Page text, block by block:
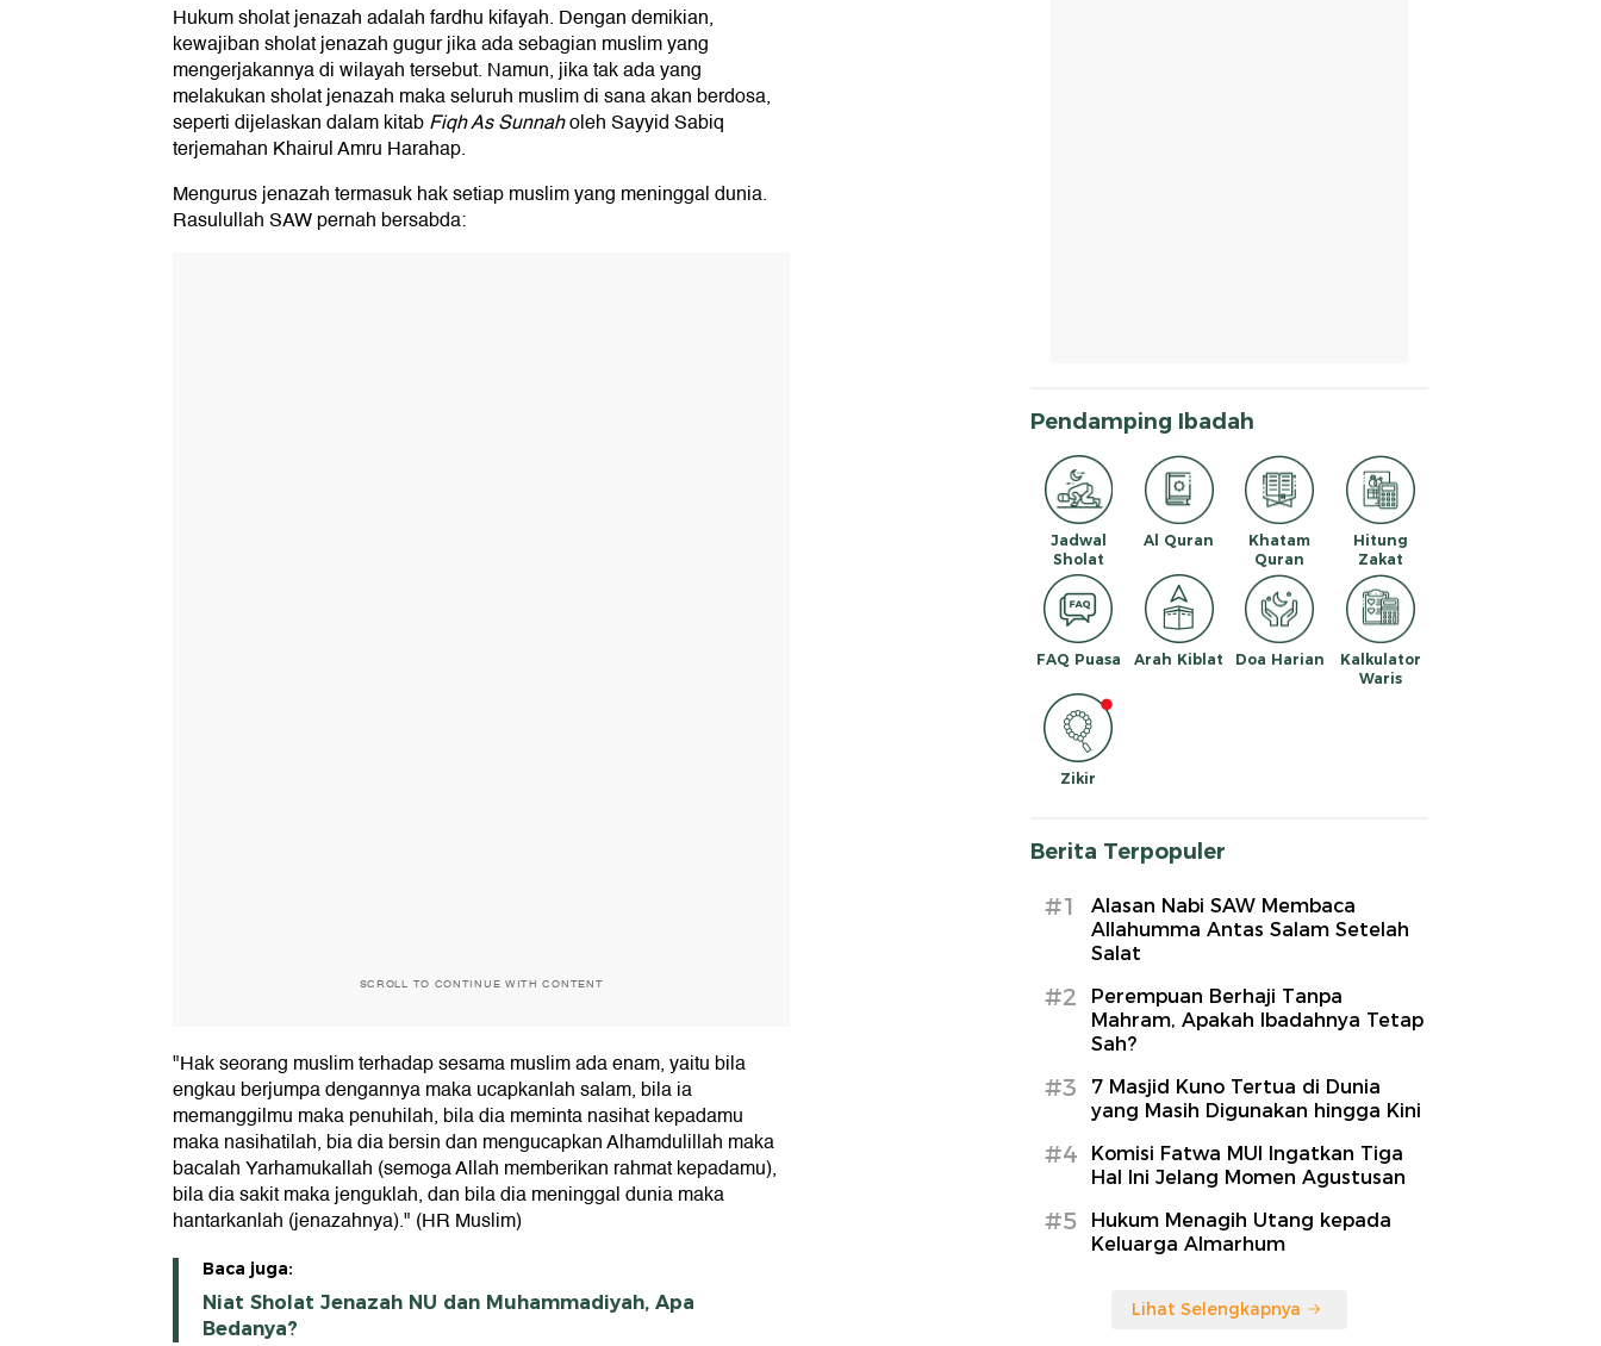
Doa Sholat Jenazah Takbir 1, 2, 3 dan 4
1. Doa Sholat Jenazah Takbir Pertama
2. Doa Sholat Jenazah Takbir Kedua
3. Doa Sholat Jenazah Takbir Ketiga
4. Doa Sholat Jenazah Takbir Keempat
Langkah-langkah Mengerjakan Sholat Jenazah
Hukum sholat jenazah adalah fardhu kifayah. Dengan demikian,
kewajiban sholat jenazah gugur jika ada sebagian muslim yang
mengerjakannya di wilayah tersebut. Namun, jika tak ada yang
melakukan sholat jenazah maka seluruh muslim di sana akan berdosa,
seperti dijelaskan dalam kitabFiqh As Sunnaholeh Sayyid Sabiq
terjemahan Khairul Amru Harahap.
Mengurus jenazah termasuk hak setiap muslim yang meninggal dunia.
Rasulullah SAW pernah bersabda:
SCROLL TO CONTINUE WITH CONTENT
"Hak seorang muslim terhadap sesama muslim ada enam, yaitu bila
engkau berjumpa dengannya maka ucapkanlah salam, bila ia
memanggilmu maka penuhilah, bila dia meminta nasihat kepadamu
maka nasihatilah, bia dia bersin dan mengucapkan Alhamdulillah maka
bacalah Yarhamukallah (semoga Allah memberikan rahmat kepadamu),
bila dia sakit maka jenguklah, dan bila dia meninggal dunia maka
hantarkanlah (jenazahnya)." (HR Muslim)
Baca juga:
Niat Sholat Jenazah NU dan Muhammadiyah, Apa
Bedanya?
Pendamping Ibadah
Jadwal
Sholat
Al Quran
Khatam
Quran
Hitung
Zakat
FAQ Puasa Arah Kiblat Doa Harian
Kalkulator
Waris
Zikir
Berita Terpopuler
#1
Alasan Nabi SAW Membaca
Allahumma Antas Salam Setelah
Salat
#2
Perempuan Berhaji Tanpa
Mahram, Apakah Ibadahnya Tetap
Sah?
#3
7 Masjid Kuno Tertua di Dunia
yang Masih Digunakan hingga Kini
#4
Komisi Fatwa MUI Ingatkan Tiga
Hal Ini Jelang Momen Agustusan
#5
Hukum Menagih Utang kepada
Keluarga Almarhum
Lihat Selengkapnya